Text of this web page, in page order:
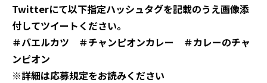
Twitterにて以下指定ハッシュタグを記載のうえ画像添
付してツイートください。
＃バエルカツ ＃チャンピオンカレー ＃カレーのチャ
ンピオン
※詳細は応募規定をお読みください